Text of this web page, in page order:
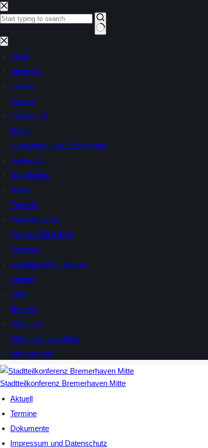
Zum
Inhalt
Keine
Ergebnisse
About
About Us
Contact
Contact
Contact Us
Home
Impressum und Datenschutz
Konferenz
Neuigkeiten
News
Portfolio
Portfolio Single
Protokoll 25.6.2026
Services
Sonstige Informationen
Stadttei
Start
Termine:
Über uns!
Wärmeplanung Mitte
Wer sind wir?
Stadtteilkonferenz Bremerhaven Mitte
Aktuell
Termine
Dokumente
Impressum und Datenschutz